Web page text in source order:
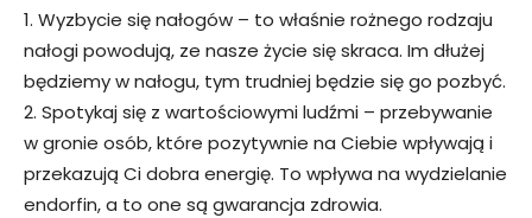
1. Wyzbycie się nałogów – to właśnie rożnego rodzaju
nałogi powodują, ze nasze życie się skraca. Im dłużej
będziemy w nałogu, tym trudniej będzie się go pozbyć.
2. Spotykaj się z wartościowymi ludźmi – przebywanie
w gronie osób, które pozytywnie na Ciebie wpływają i
przekazują Ci dobra energię. To wpływa na wydzielanie
endorfin, a to one są gwarancja zdrowia.